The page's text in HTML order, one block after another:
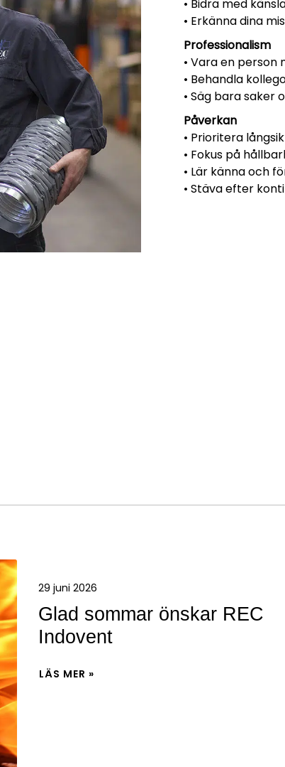
• Bidra med
• Erkänna dina
Professionalism
• Vara en person
• Behandla
• Säg bara saker
Påverkan
• Prioritera
• Fokus på
• Lär känna och
• Stäva efter
29 juni 2026
Glad sommar önskar REC
Indovent
LÄS MER »